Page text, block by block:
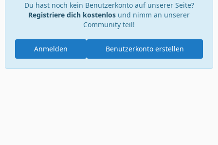
Du hast noch kein Benutzerkonto auf unserer Seite?
Registriere dich kostenlos und nimm an unserer
Community teil!
Benutzerkonto erstellen
Anmelden